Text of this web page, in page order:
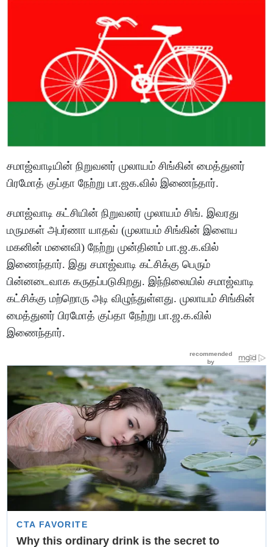
சமாஜ்வாடியின் நிறுவனர் முலாயம் சிங்கின் மைத்துனர்
பிரமோத் குப்தா நேற்று பா.ஜக.வில் இணைந்தார்.
சமாஜ்வாடி கட்சியின் நிறுவனர் முலாயம் சிங். இவரது
மருமகள் அபர்ணா யாதவ் (முலாயம் சிங்கின் இளைய
மகனின் மனைவி) நேற்று முன்தினம் பா.ஜ.க.வில்
இணைந்தார். இது சமாஜ்வாடி கட்சிக்கு பெரும்
பின்னடைவாக கருதப்படுகிறது. இந்நிலையில் சமாஜ்வாடி
கட்சிக்கு மற்றொரு அடி விழுந்துள்ளது. முலாயம் சிங்கின்
மைத்துனர் பிரமோத் குப்தா நேற்று பா.ஜ.க.வில்
இணைந்தார்.